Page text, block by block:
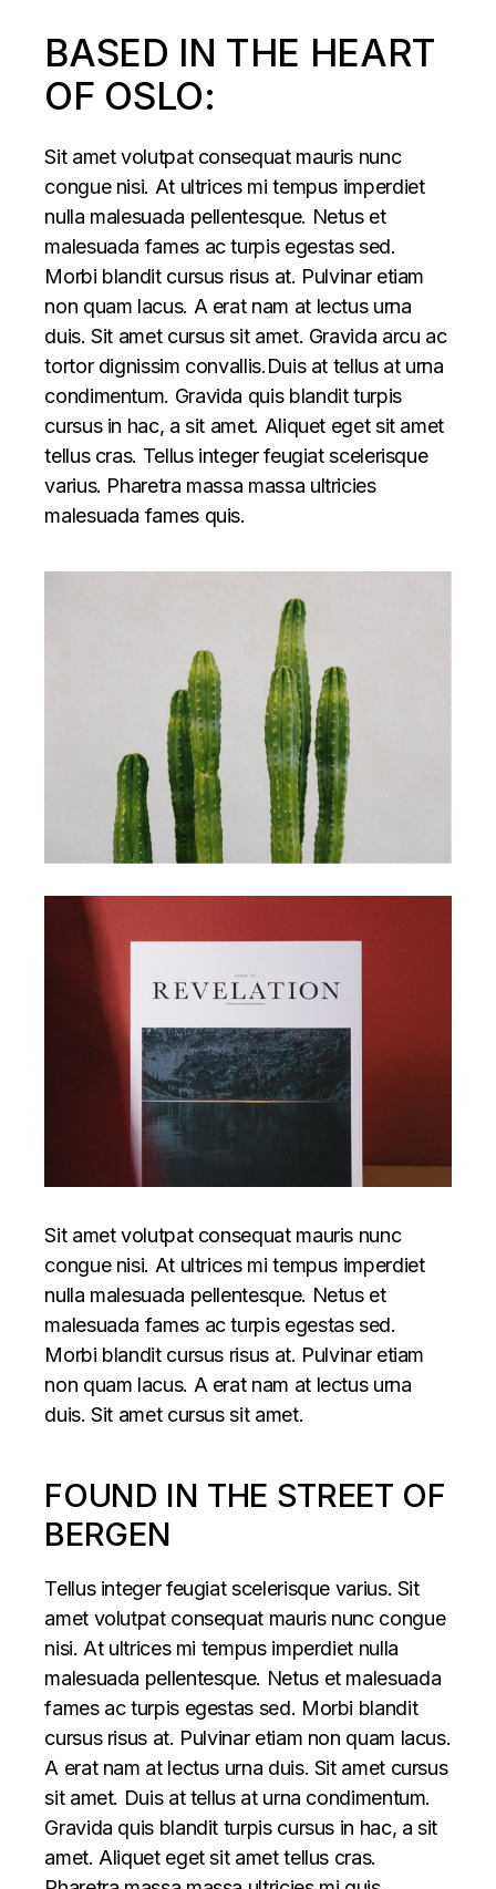
BASED IN THE HEART
OF OSLO:
Sit amet volutpat consequat mauris nunc
congue nisi. At ultrices mi tempus imperdiet
nulla malesuada pellentesque. Netus et
malesuada fames ac turpis egestas sed.
Morbi blandit cursus risus at. Pulvinar etiam
non quam lacus. A erat nam at lectus urna
duis. Sit amet cursus sit amet. Gravida arcu ac
tortor dignissim convallis.Duis at tellus at urna
condimentum. Gravida quis blandit turpis
cursus in hac, a sit amet. Aliquet eget sit amet
tellus cras. Tellus integer feugiat scelerisque
varius. Pharetra massa massa ultricies
malesuada fames quis.
Sit amet volutpat consequat mauris nunc
congue nisi. At ultrices mi tempus imperdiet
nulla malesuada pellentesque. Netus et
malesuada fames ac turpis egestas sed.
Morbi blandit cursus risus at. Pulvinar etiam
non quam lacus. A erat nam at lectus urna
duis. Sit amet cursus sit amet.
FOUND IN THE STREET OF
BERGEN
Tellus integer feugiat scelerisque varius. Sit
amet volutpat consequat mauris nunc congue
nisi. At ultrices mi tempus imperdiet nulla
malesuada pellentesque. Netus et malesuada
fames ac turpis egestas sed. Morbi blandit
cursus risus at. Pulvinar etiam non quam lacus.
A erat nam at lectus urna duis. Sit amet cursus
sit amet. Duis at tellus at urna condimentum.
Gravida quis blandit turpis cursus in hac, a sit
amet. Aliquet eget sit amet tellus cras.